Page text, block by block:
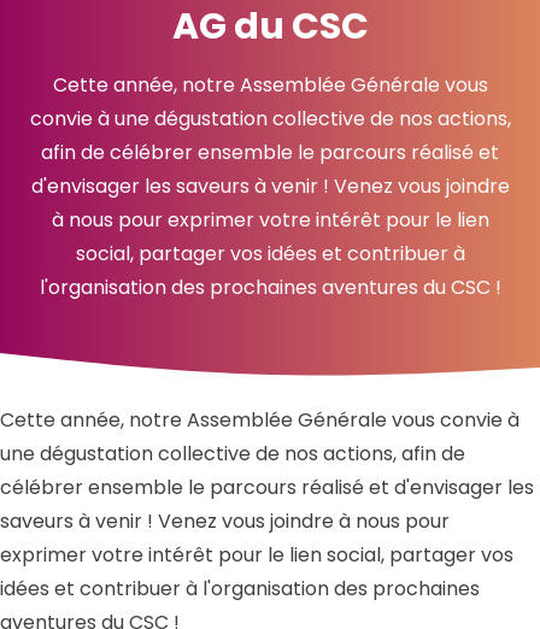
AG du CSC
Cette année, notre Assemblée Générale vous
convie à une dégustation collective de nos actions,
afin de célébrer ensemble le parcours réalisé et
d'envisager les saveurs à venir ! Venez vous joindre
à nous pour exprimer votre intérêt pour le lien
social, partager vos idées et contribuer à
l'organisation des prochaines aventures du CSC !
Cette année, notre Assemblée Générale vous convie à
une dégustation collective de nos actions, afin de
célébrer ensemble le parcours réalisé et d'envisager les
saveurs à venir ! Venez vous joindre à nous pour
exprimer votre intérêt pour le lien social, partager vos
idées et contribuer à l'organisation des prochaines
aventures du CSC !